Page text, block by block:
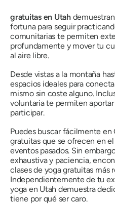
gratuitas en Utah
fortuna para seguir
comunitarias te permiten
profundamente y mover tu
al aire libre.
Desde vistas a la montaña
espacios ideales para
mismo sin coste alguno.
voluntaria te permiten
participar.
Puedes buscar fácilmente en
gratuitas que se ofrecen en
eventos pasados. Sin
exhaustiva y paciencia,
clases de yoga gratuitas más
Independientemente de tu
yoga en Utah demuestra
tiene por qué ser caro.